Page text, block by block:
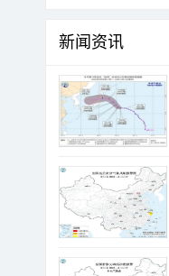
新闻资讯